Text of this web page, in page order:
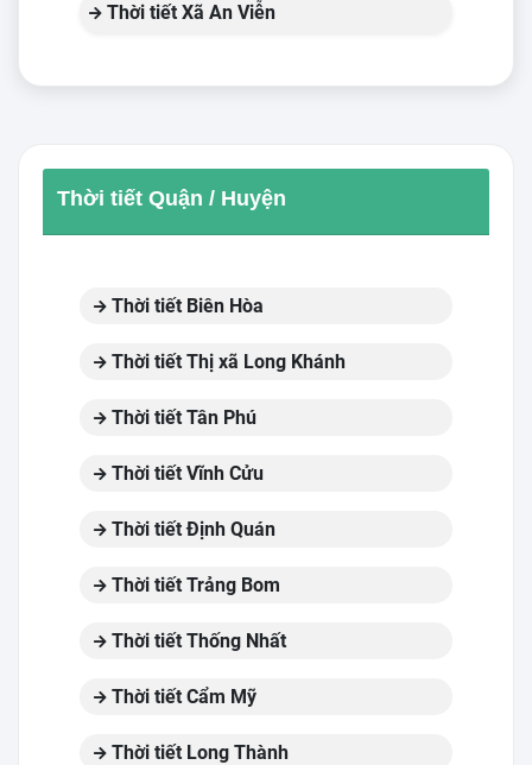
Thời tiết Xã An Viễn
Thời tiết Quận / Huyện
Thời tiết Biên Hòa
Thời tiết Thị xã Long Khánh
Thời tiết Tân Phú
Thời tiết Vĩnh Cửu
Thời tiết Định Quán
Thời tiết Trảng Bom
Thời tiết Thống Nhất
Thời tiết Cẩm Mỹ
Thời tiết Long Thành